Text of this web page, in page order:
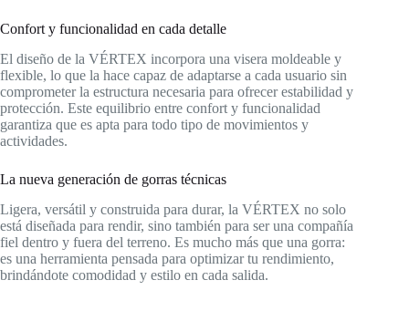
Confort y funcionalidad en cada detalle
El diseño de la VÉRTEX incorpora una visera moldeable y
flexible, lo que la hace capaz de adaptarse a cada usuario sin
comprometer la estructura necesaria para ofrecer estabilidad y
protección. Este equilibrio entre confort y funcionalidad
garantiza que es apta para todo tipo de movimientos y
actividades.
La nueva generación de gorras técnicas
Ligera, versátil y construida para durar, la VÉRTEX no solo
está diseñada para rendir, sino también para ser una compañía
fiel dentro y fuera del terreno. Es mucho más que una gorra:
es una herramienta pensada para optimizar tu rendimiento,
brindándote comodidad y estilo en cada salida.